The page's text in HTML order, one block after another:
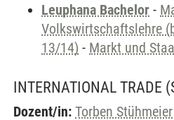
Leuphana Bachelor -
Volkswirtschaftslehre
13/14) - Markt und
INTERNATIONAL TRADE
Dozent/in: Torben Stühmeier